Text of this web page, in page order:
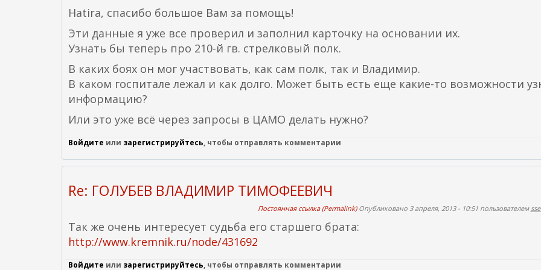
)
Hatira, спасибо большое Вам за помощь!
Эти данные я уже все проверил и заполнил карточку на основании их.
Узнать бы теперь про 210-й гв. стрелковый полк.
В каких боях он мог участвовать, как сам полк, так и Владимир.
В каком госпитале лежал и как долго. Может быть есть еще какие-то возможности
информацию?
Или это уже всё через запросы в ЦАМО делать нужно?
Войдите или зарегистрируйтесь, чтобы отправлять комментарии
Re: ГОЛУБЕВ ВЛАДИМИР ТИМОФЕЕВИЧ
Постоянная ссылка (Permalink)Опубликовано 3 апреля, 2013 - 10:51 пользователем
Так же очень интересует судьба его старшего брата:
http://www.kremnik.ru/node/431692
Войдите или зарегистрируйтесь, чтобы отправлять комментарии